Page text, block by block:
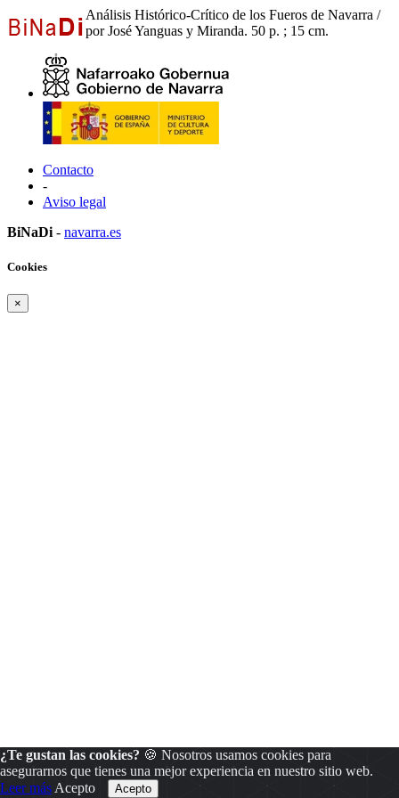
Análisis Histórico-Crítico de los Fueros de Navarra /
por José Yanguas y Miranda. 50 p. ; 15 cm.
Contacto
-
Aviso legal
BiNaDi - navarra.es
¿Te gustan las cookies? 🍪 Nosotros usamos cookies para
asegurarnos que tienes una mejor experiencia en nuestro sitio web.
Leer más Acepto
Cookies
×